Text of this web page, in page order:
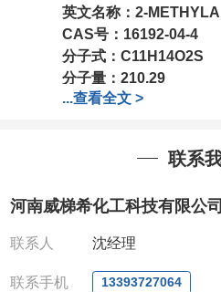
英文名称： 2-
CAS号： 16192-04-4
分子式： C11H14O2S
分子量： 210.29
包装：1Mg ; 5Mg;10Mg
作中有用到的试剂,欢迎
63377391/13393727064
:13393727064
联系人: 沈晓东(欢迎致
...查看全文 >
联系
河南威梯希化工科技有限公司
联系人 沈经理
联系手机 13393727064